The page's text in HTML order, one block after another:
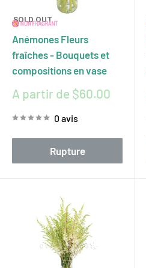
SOLD OUT
Anémones Fleurs
fraîches - Bouquets et
compositions en vase
Prix
réduit
A partir de $60.00
0 avis
Rupture